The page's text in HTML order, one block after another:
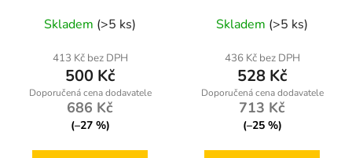
9+1 ložisek + náhradní
cívka
Skladem (>5 ks)
413 Kč bez DPH
500 Kč
686 Kč
(–27 %)
IP44, nabíjecí 1800mAh
Skladem (>5 ks)
436 Kč bez DPH
528 Kč
713 Kč
(–25 %)